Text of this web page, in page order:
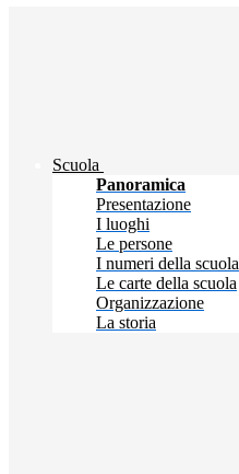
Scuola
Panoramica
Presentazione
I luoghi
Le persone
I numeri della scuola
Le carte della scuola
Organizzazione
La storia